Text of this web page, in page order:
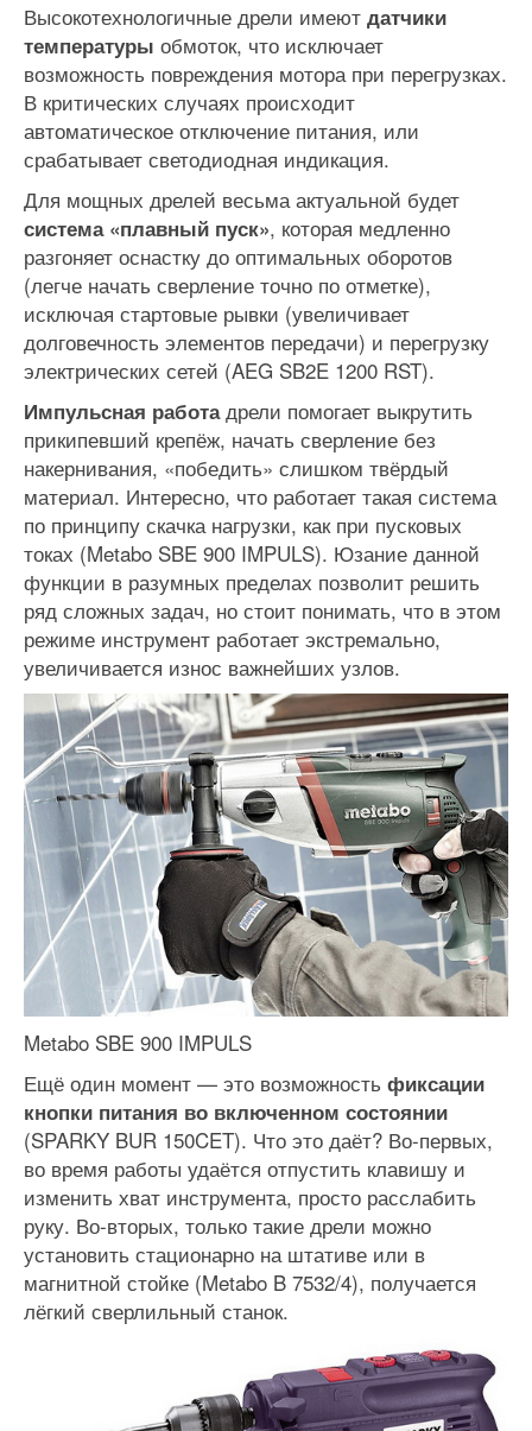
Высокотехнологичные дрели имеют датчики
температуры обмоток, что исключает
возможность повреждения мотора при перегрузках.
В критических случаях происходит
автоматическое отключение питания, или
срабатывает светодиодная индикация.
Для мощных дрелей весьма актуальной будет
система «плавный пуск», которая медленно
разгоняет оснастку до оптимальных оборотов
(легче начать сверление точно по отметке),
исключая стартовые рывки (увеличивает
долговечность элементов передачи) и перегрузку
электрических сетей (AEG SB2E 1200 RST).
Импульсная работадрели помогает выкрутить
прикипевший крепёж, начать сверление без
накернивания, «победить» слишком твёрдый
материал. Интересно, что работает такая система
по принципу скачка нагрузки, как при пусковых
токах (Metabo SBE 900 IMPULS). Юзание данной
функции в разумных пределах позволит решить
ряд сложных задач, но стоит понимать, что в этом
режиме инструмент работает экстремально,
увеличивается износ важнейших узлов.
Metabo SBE 900 IMPULS
Ещё один момент — это возможность фиксации
кнопки питания во включенном состоянии
(SPARKY BUR 150CET). Что это даёт? Во-первых,
во время работы удаётся отпустить клавишу и
изменить хват инструмента, просто расслабить
руку. Во-вторых, только такие дрели можно
установить стационарно на штативе или в
магнитной стойке (Metabo B 7532/4), получается
лёгкий сверлильный станок.